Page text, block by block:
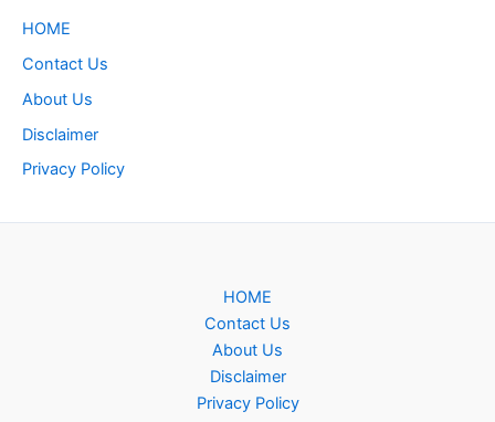
HOME
Contact Us
About Us
Disclaimer
Privacy Policy
HOME
Contact Us
About Us
Disclaimer
Privacy Policy